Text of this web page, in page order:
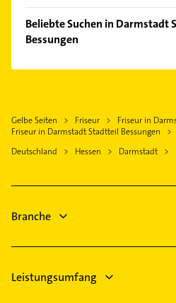
Nord
West
Weiterstadt
Pfungstadt
Riedstadt
Steuerberater
Bauunternehmen
Elektro Reparatur
Gartenbau & Landschaftsbau
Heizung & Sanitär
Beliebte Suchen in Darmstadt
Bessungen
Steuerberater
Bauunternehmen
Immobilienmakler
Physiotherapie
Krankengymnastik
Gelbe Seiten Friseur
Friseur in
Friseur in Darmstadt Stadtteil Bessungen
Deutschland
Hessen Darmstadt
Branche
Leistungsumfang